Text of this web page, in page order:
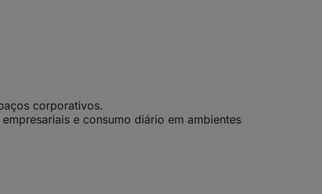
corporativos.
e consumo diário em ambientes